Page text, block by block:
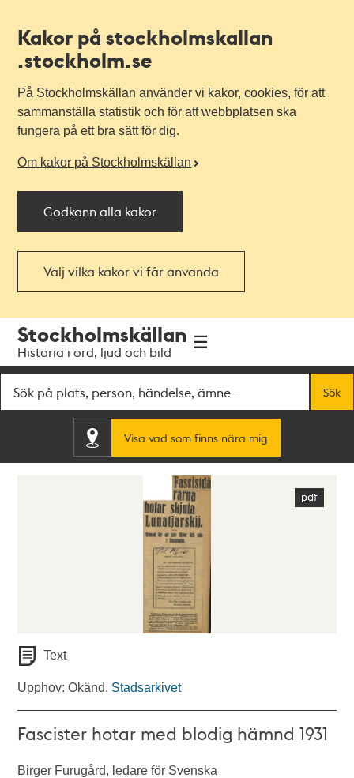
Kakor på stockholmskallan
.stockholm.se
På Stockholmskällan använder vi kakor, cookies, för att
sammanställa statistik och för att webbplatsen ska
fungera på ett bra sätt för dig.
Om kakor på Stockholmskällan
Godkänn alla kakor
Välj vilka kakor vi får använda
navigationen
huvudinnehållet
Stockholmskällan
Historia i ord, ljud och bild
Sök
Visa vad som finns nära mig
Text
Upphov: Okänd. Stadsarkivet
Fascister hotar med blodig hämnd 1931
Birger Furugård, ledare för Svenska